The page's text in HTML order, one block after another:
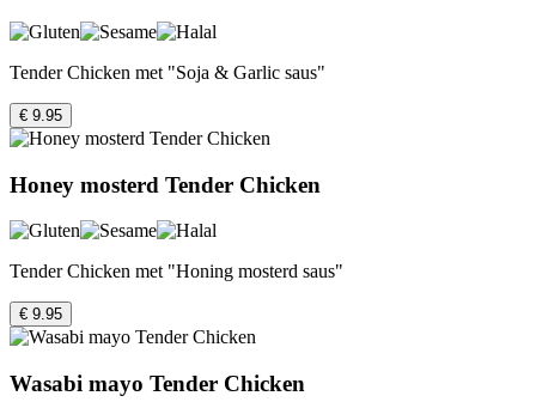
Tender Chicken met "Soja & Garlic saus"
€ 9.95
Honey mosterd Tender Chicken
Tender Chicken met "Honing mosterd saus"
€ 9.95
Wasabi mayo Tender Chicken